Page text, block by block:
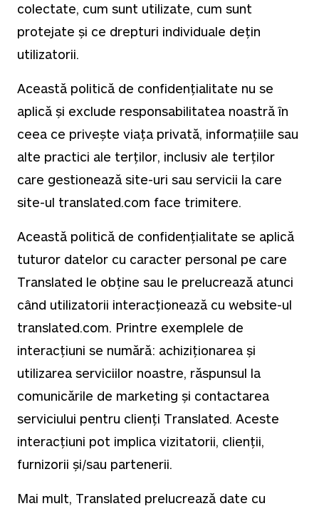
colectate, cum sunt utilizate, cum sunt
protejate și ce drepturi individuale dețin
utilizatorii.
Această politică de confidențialitate nu se
aplică și exclude responsabilitatea noastră în
ceea ce privește viața privată, informațiile sau
alte practici ale terților, inclusiv ale terților
care gestionează site-uri sau servicii la care
site-ul translated.com face trimitere.
Această politică de confidențialitate se aplică
tuturor datelor cu caracter personal pe care
Translated le obține sau le prelucrează atunci
când utilizatorii interacționează cu website-ul
translated.com. Printre exemplele de
interacțiuni se numără: achiziționarea și
utilizarea serviciilor noastre, răspunsul la
comunicările de marketing și contactarea
serviciului pentru clienți Translated. Aceste
interacțiuni pot implica vizitatorii, clienții,
furnizorii și/sau partenerii.
Mai mult, Translated prelucrează date cu